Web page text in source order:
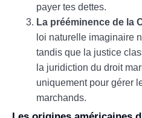
payer tes dettes.
La prééminence de la
loi naturelle imaginaire
tandis que la justice
la juridiction du droit
uniquement pour gérer
marchands.